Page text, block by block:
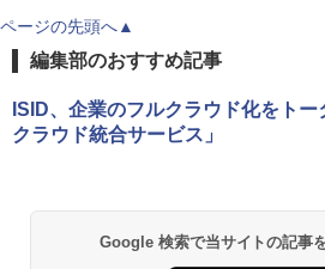
ページの先頭へ▲
編集部のおすすめ記事
ISID、企業のフルクラウド化をト
クラウド統合サービス」
Google 検索で当サイトの記事